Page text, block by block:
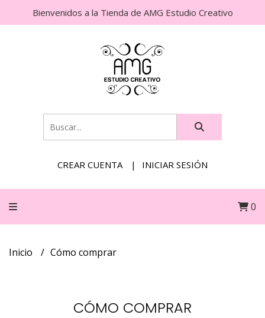
Bienvenidos a la Tienda de AMG Estudio Creativo
CREAR CUENTA INICIAR SESIÓN
0
Inicio Cómo comprar
CÓMO COMPRAR